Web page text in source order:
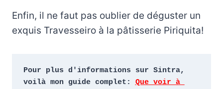
Enfin, il ne faut pas oublier de déguster un
exquis Travesseiro à la pâtisserie Piriquita!
Pour plus d'informations sur Sintra,
voilà mon guide complet: Que voir à